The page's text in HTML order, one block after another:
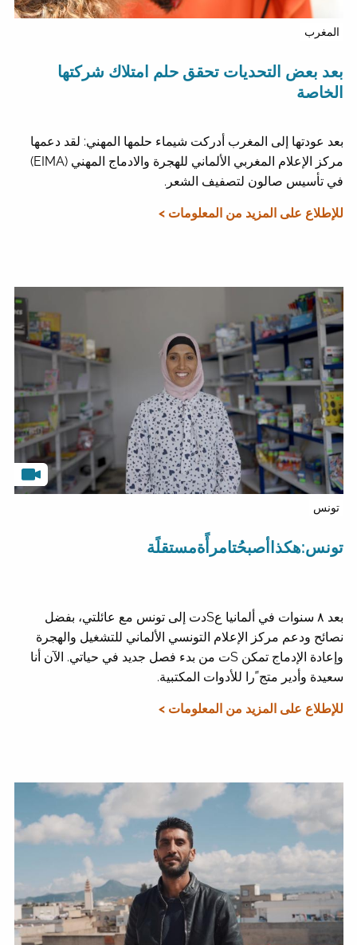
المغرب
بعد بعض التحديات تحقق حلم امتلاك شركتها
الخاصة
بعد عودتها إلى المغرب أدركت شيماء حلمها المهني: لقد دعمها
مركز الإعلام المغربي الألماني للهجرة والادماج المهني (EIMA)
في تأسيس صالون لتصفيف الشعر.
للإطلاع على المزيد من المعلومات >
تونس
تونس:هكذاأصبحُتامرأًةمستقلًة
بعد ٨ سنوات في ألمانيا عSدت إلى تونس مع عائلتي، بفضل
نصائح ودعم مركز الإعلام التونسي الألماني للتشغيل والهجرة
وإعادة الإدماج تمكن Sت من بدء فصل جديد في حياتي. الآن أنا
سعيدة وأدير متج ًرا للأدوات المكتبية.
للإطلاع على المزيد من المعلومات >